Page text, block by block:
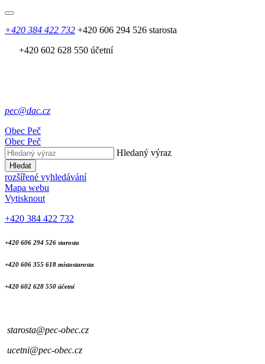
+420 384 422 732 +420 606 294 526 starosta
+420 602 628 550 účetní
pec@dac.cz
Obec Peč
Obec Peč
Hledaný výraz
Hledat
rozšířené vyhledávání
Mapa webu
Vytisknout
+420 384 422 732
+420 606 294 526 starosta
+420 606 355 618 místostarosta
+420 602 628 550 účetní
starosta@pec-obec.cz
ucetni@pec-obec.cz